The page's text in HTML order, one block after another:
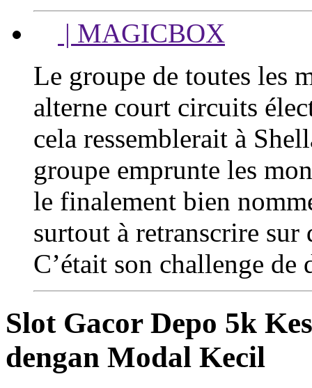
| MAGICBOX
Le groupe de toutes les
alterne court circuits
cela ressemblerait à
groupe emprunte les
le finalement bien
surtout à retranscrire sur
C’était son challenge de
Slot Gacor Depo 5k
dengan Modal Kecil